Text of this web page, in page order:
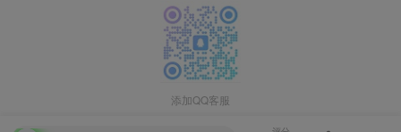
添加QQ客服